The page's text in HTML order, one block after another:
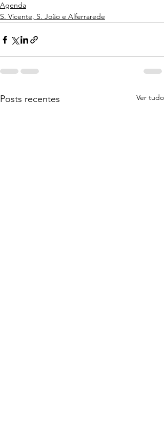
Agenda
S. Vicente, S. João e Alferrarede
Posts recentes Ver tudo